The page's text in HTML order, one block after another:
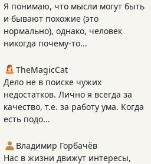
Я понимаю, что мысли могут быть
и бывают похожие (это
нормально), однако, человек
никогда почему-то...
TheMagicCat
Дело не в поиске чужих
недостатков. Лично я всегда за
качество, т.е. за работу ума. Когда
есть подо...
Владимир Горбачёв
Нас в жизни движут интересы,